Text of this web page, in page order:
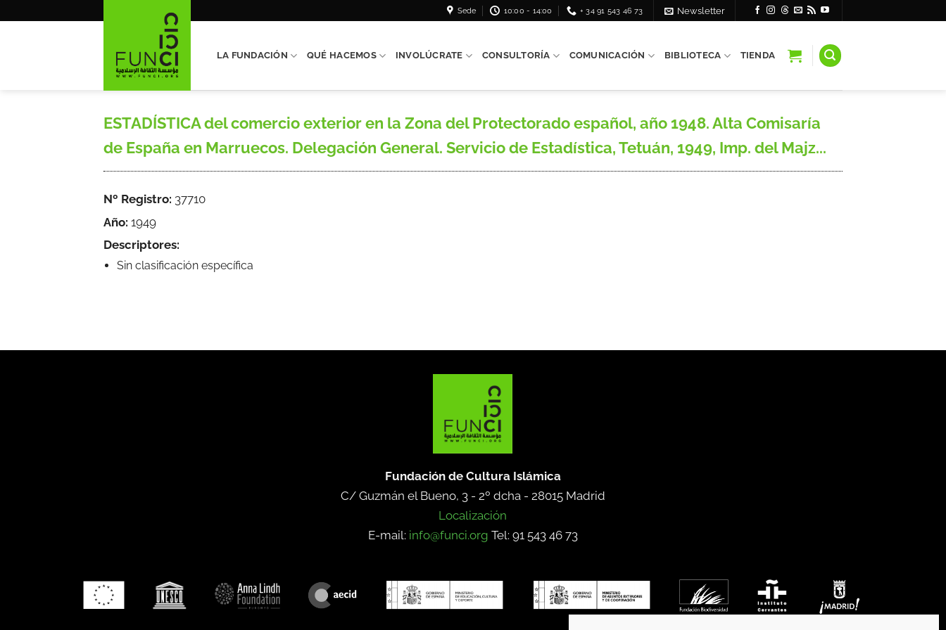
Sede 10:00 - 14:00 + 34 91 543 46 73 Newsletter
LA FUNDACIÓN QUÉ HACEMOS INVOLÚCRATE CONSULTORÍA COMUNICACIÓN BIBLIOTECA TIENDA
ESTADÍSTICA del comercio exterior en la Zona del Protectorado español, año 1948. Alta Comisaría
de España en Marruecos. Delegación General. Servicio de Estadística, Tetuán, 1949, Imp. del Majz...
Nº Registro: 37710
Año: 1949
Descriptores:
Sin clasificación específica
Fundación de Cultura Islámica
C/ Guzmán el Bueno, 3 - 2º dcha - 28015 Madrid
Localización
E-mail: info@funci.org Tel: 91 543 46 73